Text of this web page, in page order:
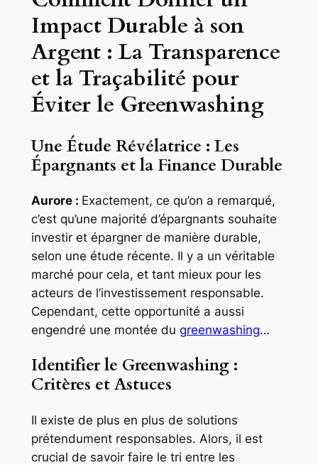
Impact Durable à son
Argent : La Transparence
et la Traçabilité pour
Éviter le Greenwashing
Une Étude Révélatrice : Les
Épargnants et la Finance Durable
Aurore : Exactement, ce qu’on a remarqué,
c’est qu’une majorité d’épargnants souhaite
investir et épargner de manière durable,
selon une étude récente. Il y a un véritable
marché pour cela, et tant mieux pour les
acteurs de l’investissement responsable.
Cependant, cette opportunité a aussi
engendré une montée du greenwashing…
Identifier le Greenwashing :
Critères et Astuces
Il existe de plus en plus de solutions
prétendument responsables. Alors, il est
crucial de savoir faire le tri entre les